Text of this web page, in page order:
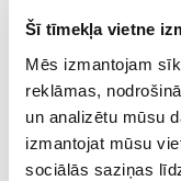
Šī tīmekļa vietne
Mēs izmantojam
reklāmas,
un analizētu mūsu
izmantojat mūsu
sociālās saziņas
Lasi vēl